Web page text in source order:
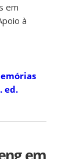
em
à
ed.